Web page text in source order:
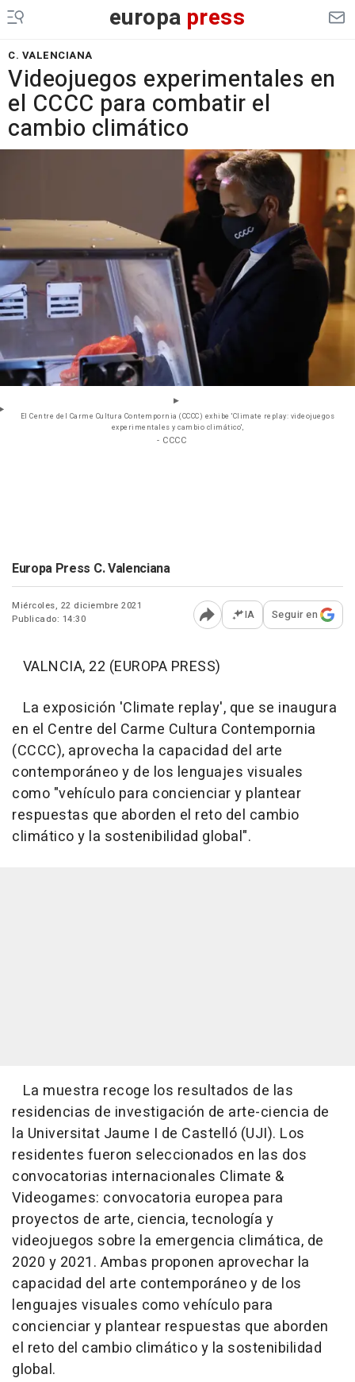
europa press
C. VALENCIANA
Videojuegos experimentales en
el CCCC para combatir el
cambio climático
El Centre del Carme Cultura Contempornia (CCCC) exhibe 'Climate replay: videojuegos
experimentales y cambio climático',
- CCCC
Europa Press C. Valenciana
Miércoles, 22 diciembre 2021
Publicado: 14:30
Abrir opciones para
IA Seguir en
VALNCIA, 22 (EUROPA PRESS)
La exposición 'Climate replay', que se inaugura
en el Centre del Carme Cultura Contempornia
(CCCC), aprovecha la capacidad del arte
contemporáneo y de los lenguajes visuales
como "vehículo para concienciar y plantear
respuestas que aborden el reto del cambio
climático y la sostenibilidad global".
La muestra recoge los resultados de las
residencias de investigación de arte-ciencia de
la Universitat Jaume I de Castelló (UJI). Los
residentes fueron seleccionados en las dos
convocatorias internacionales Climate &
Videogames: convocatoria europea para
proyectos de arte, ciencia, tecnología y
videojuegos sobre la emergencia climática, de
2020 y 2021. Ambas proponen aprovechar la
capacidad del arte contemporáneo y de los
lenguajes visuales como vehículo para
concienciar y plantear respuestas que aborden
el reto del cambio climático y la sostenibilidad
global.